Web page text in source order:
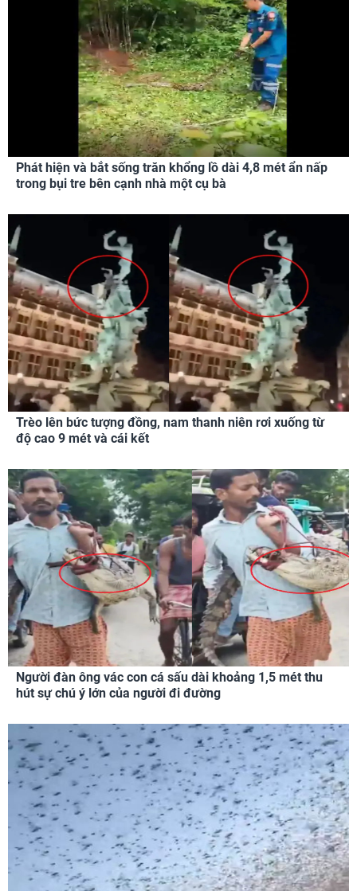
Phát hiện và bắt sống trăn khổng lồ dài 4,8 mét ẩn nấp
trong bụi tre bên cạnh nhà một cụ bà
Trèo lên bức tượng đồng, nam thanh niên rơi xuống từ
độ cao 9 mét và cái kết
Người đàn ông vác con cá sấu dài khoảng 1,5 mét thu
hút sự chú ý lớn của người đi đường